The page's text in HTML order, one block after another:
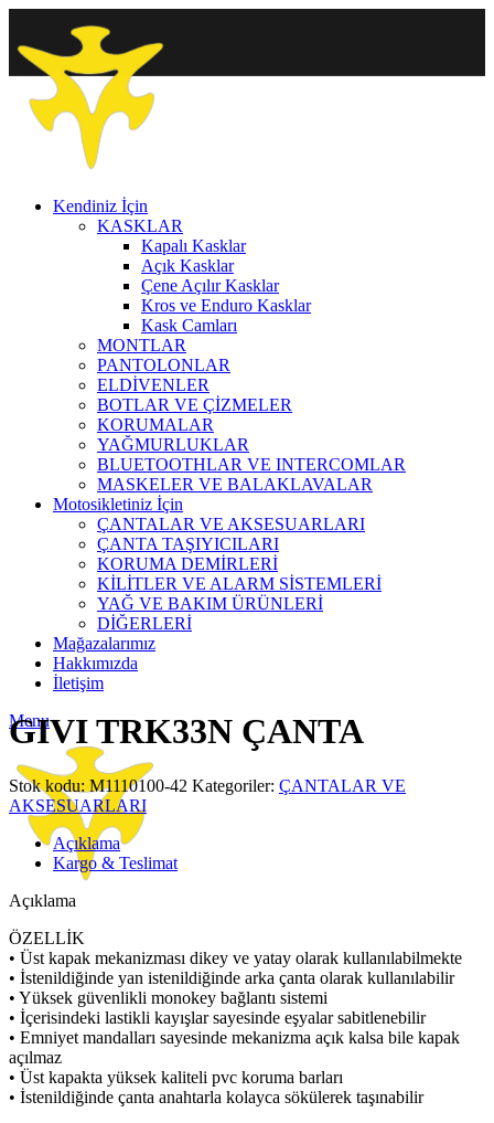
Kendiniz İçin
KASKLAR
Kapalı Kasklar
Açık Kasklar
Çene Açılır Kasklar
Kros ve Enduro Kasklar
Kask Camları
MONTLAR
PANTOLONLAR
ELDİVENLER
BOTLAR VE ÇİZMELER
KORUMALAR
YAĞMURLUKLAR
BLUETOOTHLAR VE INTERCOMLAR
MASKELER VE BALAKLAVALAR
Motosikletiniz İçin
ÇANTALAR VE AKSESUARLARI
ÇANTA TAŞIYICILARI
KORUMA DEMİRLERİ
KİLİTLER VE ALARM SİSTEMLERİ
YAĞ VE BAKIM ÜRÜNLERİ
DİĞERLERİ
Mağazalarımız
Hakkımızda
İletişim
Menu
Click to enlarge
GIVI TRK33N ÇANTA
Stok kodu: M1110100-42 Kategoriler: ÇANTALAR VE
AKSESUARLARI
Açıklama
Kargo & Teslimat
Açıklama
ÖZELLİK
• Üst kapak mekanizması dikey ve yatay olarak kullanılabilmekte
• İstenildiğinde yan istenildiğinde arka çanta olarak kullanılabilir
• Yüksek güvenlikli monokey bağlantı sistemi
• İçerisindeki lastikli kayışlar sayesinde eşyalar sabitlenebilir
• Emniyet mandalları sayesinde mekanizma açık kalsa bile kapak
açılmaz
• Üst kapakta yüksek kaliteli pvc koruma barları
• İstenildiğinde çanta anahtarla kolayca sökülerek taşınabilir